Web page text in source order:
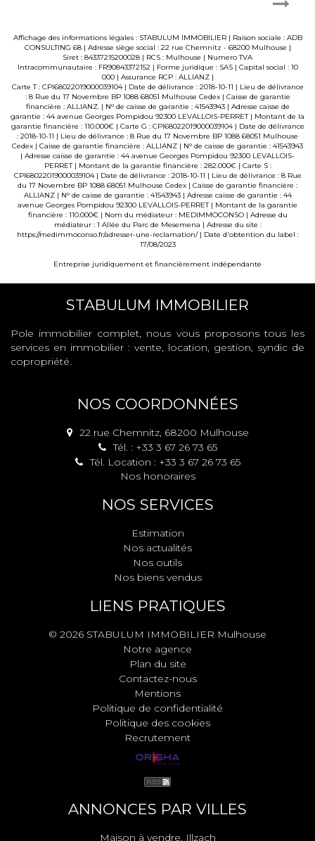
Affichage des informations légales : STABULUM IMMOBILIER | Raison sociale : ADB
CONSULTING 68 | Adresse siège social : 22 rue Chemnitz - 68200 Mulhouse |
Siret : 84337215200028 | RCS : Mulhouse | Numero TVA
Intracommunautaire : FR90843372152 | Forme juridique : SAS | Capital social : 10
000 | Assurance RCP : ALLIANZ |
Carte T : CPI68022019000039104 | Date de délivrance : 2018-10-11 | Lieu de délivrance
: 8 Rue du 17 Novembre BP 1088 68051 Mulhouse Cedex | Caisse de garantie
financière : ALLIANZ. | N° de caisse de garantie : 41543943 | Adresse caisse de
garantie : 44 avenue Georges Pompidou 92300 LEVALLOIS-PERRET | Montant de la
garantie financière : 110.000€ | Carte G : CPI68022019000039104 | Date de délivrance
: 2018-10-11 | Lieu de délivrance : 8 Rue du 17 Novembre BP 1088 68051 Mulhouse
Cedex | Caisse de garantie financière : ALLIANZ | N° de caisse de garantie : 41543943
| Adresse caisse de garantie : 44 avenue Georges Pompidou 92300 LEVALLOIS-
PERRET | Montant de la garantie financière : 282.000€ | Carte S :
CPI68022019000039104 | Date de délivrance : 2018-10-11 | Lieu de délivrance : 8 Rue
du 17 Novembre BP 1088 68051 Mulhouse Cedex | Caisse de garantie financière :
ALLIANZ | N° de caisse de garantie : 41543943 | Adresse caisse de garantie : 44
avenue Georges Pompidou 92300 LEVALLOIS-PERRET | Montant de la garantie
financière : 110.000€ | Nom du médiateur : MEDIMMOCONSO | Adresse du
médiateur : 1 Allée du Parc de Mesemena | Adresse du site :
https://medimmoconso.fr/adresser-une-reclamation/| Date d'obtention du label :
17/08/2023
Entreprise juridiquement et financièrement indépendante
STABULUM IMMOBILIER
Pole immobilier complet, nous vous proposons tous les
services en immobilier : vente, location, gestion, syndic de
copropriété.
NOS COORDONNÉES
22 rue Chemnitz, 68200 Mulhouse
Tél. : +33 3 67 26 73 65
Tél. Location : +33 3 67 26 73 65
Nos honoraires
NOS SERVICES
Estimation
Nos actualités
Nos outils
Nos biens vendus
LIENS PRATIQUES
© 2026 STABULUM IMMOBILIER Mulhouse
Notre agence
Plan du site
Contactez-nous
Mentions
Politique de confidentialité
Politique des cookies
Recrutement
ANNONCES PAR VILLES
Maison à vendre, Illzach